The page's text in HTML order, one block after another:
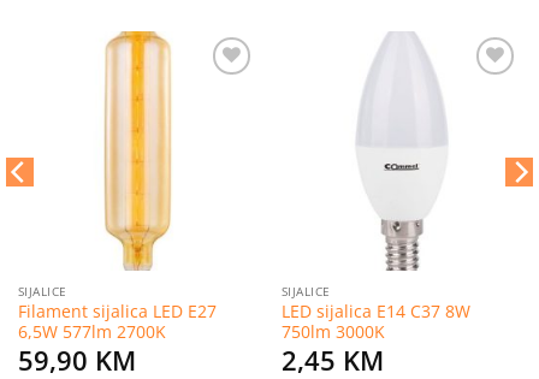
SIJALICE
Filament sijalica LED E27
6,5W 577lm 2700K
59,90 KM
SIJALICE
LED sijalica E14 C37 8W
750lm 3000K
2,45 KM